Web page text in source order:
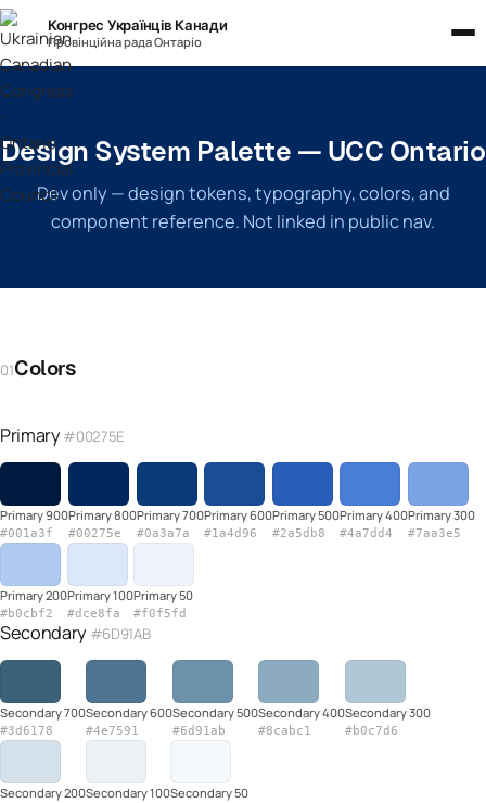
Конгрес Українців Канади
Провінційна рада Онтаріо
Design System Palette — UCC Ontario
Dev only — design tokens, typography, colors, and
component reference. Not linked in public nav.
01Colors
Primary#00275E
Primary 900
#001a3f
Primary 800
#00275e
Primary 700
#0a3a7a
Primary 600
#1a4d96
Primary 500
#2a5db8
Primary 400
#4a7dd4
Primary 300
#7aa3e5
Primary 200
#b0cbf2
Primary 100
#dce8fa
Primary 50
#f0f5fd
Secondary #6D91AB
Secondary 700
#3d6178
Secondary 600
#4e7591
Secondary 500
#6d91ab
Secondary 400
#8cabc1
Secondary 300
#b0c7d6
Secondary 200Secondary 100Secondary 50